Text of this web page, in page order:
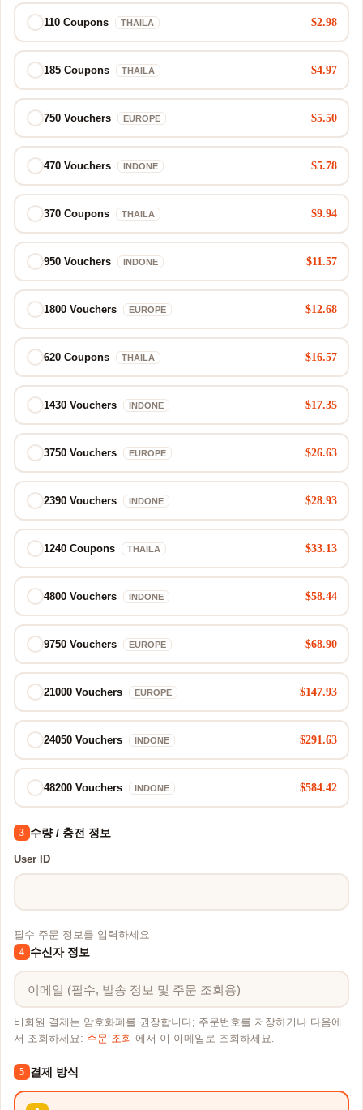
110 Coupons THAILA $2.98
185 Coupons THAILA $4.97
750 Vouchers EUROPE $5.50
470 Vouchers INDONE $5.78
370 Coupons THAILA $9.94
950 Vouchers INDONE $11.57
1800 Vouchers EUROPE $12.68
620 Coupons THAILA $16.57
1430 Vouchers INDONE $17.35
3750 Vouchers EUROPE $26.63
2390 Vouchers INDONE $28.93
1240 Coupons THAILA $33.13
4800 Vouchers INDONE $58.44
9750 Vouchers EUROPE $68.90
21000 Vouchers EUROPE $147.93
24050 Vouchers INDONE $291.63
48200 Vouchers INDONE $584.42
3 수량 / 충전 정보
User ID
필수 주문 정보를 입력하세요
4 수신자 정보
비회원 결제는 암호화폐를 권장합니다; 주문번호를 저장하거나 다음에
서 조회하세요: 주문 조회 에서 이 이메일로 조회하세요.
5 결제 방식